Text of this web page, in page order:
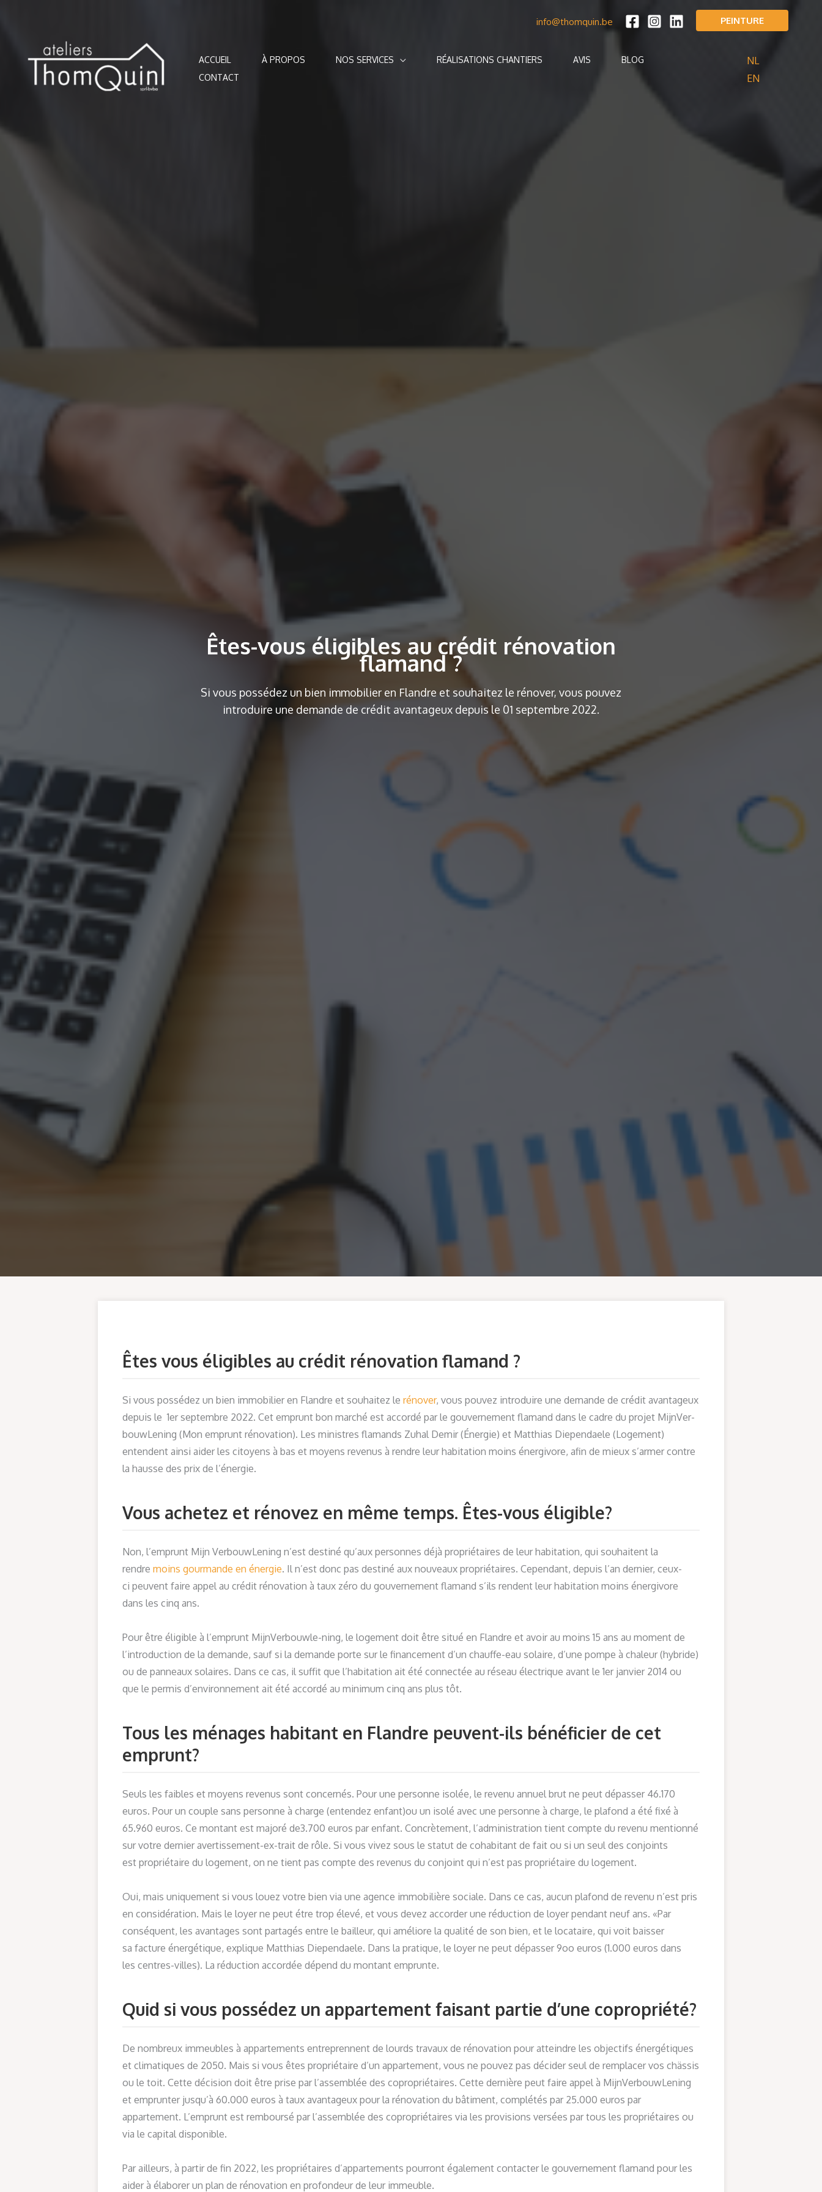
info@thomquin.be PEINTURE
ACCUEIL À PROPOS NOS SERVICES RÉALISATIONS CHANTIERS AVIS
BLOG
CONTACT
NL
EN
Êtes-vous éligibles au crédit rénovation
flamand ?
Si vous possédez un bien immobilier en Flandre et souhaitez le rénover, vous pouvez
introduire une demande de crédit avantageux depuis le 01 septembre 2022.
Êtes vous éligibles au crédit rénovation flamand ?
Si vous possédez un bien immobilier en Flandre et souhaitez le rénover, vous pouvez introduire une demande de crédit avantageux
depuis le 1er septembre 2022. Cet emprunt bon marché est accordé par le gouvernement flamand dans le cadre du projet MijnVer-
bouwLening (Mon emprunt rénovation). Les ministres flamands Zuhal Demir (Énergie) et Matthias Diependaele (Logement)
entendent ainsi aider les citoyens à bas et moyens revenus à rendre leur habitation moins énergivore, afin de mieux s’armer contre
la hausse des prix de l’énergie.
Vous achetez et rénovez en même temps. Êtes-vous éligible?
Non, l’emprunt Mijn VerbouwLening n’est destiné qu’aux personnes déjà propriétaires de leur habitation, qui souhaitent la
rendre moins gourmande en énergie. Il n’est donc pas destiné aux nouveaux propriétaires. Cependant, depuis l’an dernier, ceux-
ci peuvent faire appel au crédit rénovation à taux zéro du gouvernement flamand s’ils rendent leur habitation moins énergivore
dans les cinq ans.
Pour être éligible à l’emprunt MijnVerbouwle-ning, le logement doit être situé en Flandre et avoir au moins 15 ans au moment de
l’introduction de la demande, sauf si la demande porte sur le financement d’un chauffe-eau solaire, d’une pompe à chaleur (hybride)
ou de panneaux solaires. Dans ce cas, il suffit que l’habitation ait été connectée au réseau électrique avant le 1er janvier 2014 ou
que le permis d’environnement ait été accordé au minimum cinq ans plus tôt.
Tous les ménages habitant en Flandre peuvent-ils bénéficier de cet
emprunt?
Seuls les faibles et moyens revenus sont concernés. Pour une personne isolée, le revenu annuel brut ne peut dépasser 46.170
euros. Pour un couple sans personne à charge (entendez enfant)ou un isolé avec une personne à charge, le plafond a été fixé à
65.960 euros. Ce montant est majoré de3.700 euros par enfant. Concrètement, l’administration tient compte du revenu mentionné
sur votre dernier avertissement-ex-trait de rôle. Si vous vivez sous le statut de cohabitant de fait ou si un seul des conjoints
est propriétaire du logement, on ne tient pas compte des revenus du conjoint qui n’est pas propriétaire du logement.
Oui, mais uniquement si vous louez votre bien via une agence immobilière sociale. Dans ce cas, aucun plafond de revenu n’est pris
en considération. Mais le loyer ne peut étre trop élevé, et vous devez accorder une réduction de loyer pendant neuf ans. «Par
conséquent, les avantages sont partagés entre le bailleur, qui améliore la qualité de son bien, et le locataire, qui voit baisser
sa facture énergétique, explique Matthias Diependaele. Dans la pratique, le loyer ne peut dépasser 9oo euros (1.000 euros dans
les centres-villes). La réduction accordée dépend du montant emprunte.
Quid si vous possédez un appartement faisant partie d’une copropriété?
De nombreux immeubles à appartements entreprennent de lourds travaux de rénovation pour atteindre les objectifs énergétiques
et climatiques de 2050. Mais si vous êtes propriétaire d’un appartement, vous ne pouvez pas décider seul de remplacer vos chässis
ou le toit. Cette décision doit être prise par l’assemblée des copropriétaires. Cette dernière peut faire appel à MijnVerbouwLening
et emprunter jusqu’à 60.000 euros à taux avantageux pour la rénovation du bâtiment, complétés par 25.000 euros par
appartement. L’emprunt est remboursé par l’assemblée des copropriétaires via les provisions versées par tous les propriétaires ou
via le capital disponible.
Par ailleurs, à partir de fin 2022, les propriétaires d’appartements pourront également contacter le gouvernement flamand pour les
aider à élaborer un plan de rénovation en profondeur de leur immeuble.